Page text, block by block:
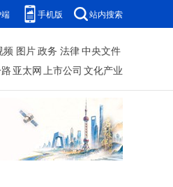
手机版 站内搜索
频 图片政务 法律中央文件
亚太网上市公司 文化产业